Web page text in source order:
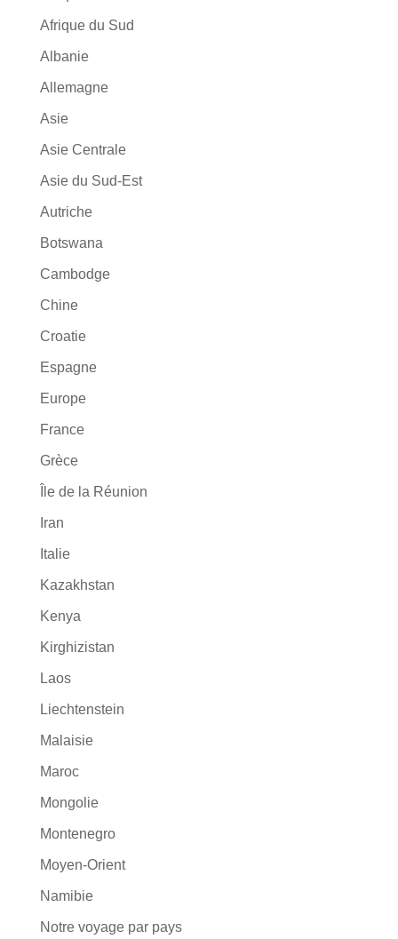
Afrique du Sud
Albanie
Allemagne
Asie
Asie Centrale
Asie du Sud-Est
Autriche
Botswana
Cambodge
Chine
Croatie
Espagne
Europe
France
Grèce
Île de la Réunion
Iran
Italie
Kazakhstan
Kenya
Kirghizistan
Laos
Liechtenstein
Malaisie
Maroc
Mongolie
Montenegro
Moyen-Orient
Namibie
Notre voyage par pays